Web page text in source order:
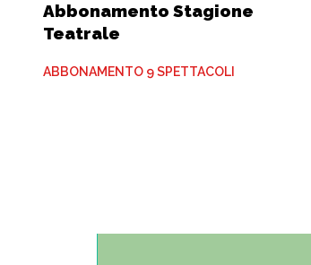
Abbonamento Stagione
Teatrale
ABBONAMENTO 9 SPETTACOLI